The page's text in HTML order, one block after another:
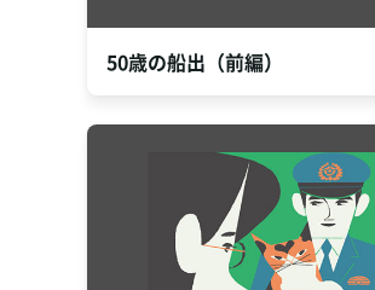
50歳の船出（前編）